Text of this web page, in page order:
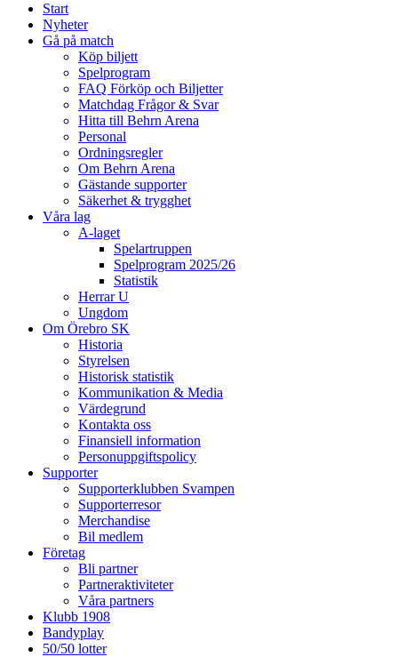
Start
Nyheter
Gå på match
Köp biljett
Spelprogram
FAQ Förköp och Biljetter
Matchdag Frågor & Svar
Hitta till Behrn Arena
Personal
Ordningsregler
Om Behrn Arena
Gästande supporter
Säkerhet & trygghet
Våra lag
A-laget
Spelartruppen
Spelprogram 2025/26
Statistik
Herrar U
Ungdom
Om Örebro SK
Historia
Styrelsen
Historisk statistik
Kommunikation & Media
Värdegrund
Kontakta oss
Finansiell information
Personuppgiftspolicy
Supporter
Supporterklubben Svampen
Supporterresor
Merchandise
Bil medlem
Företag
Bli partner
Partneraktiviteter
Våra partners
Klubb 1908
Bandyplay
50/50 lotter